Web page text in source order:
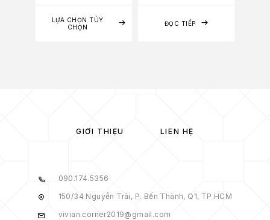
LỰA CHỌN TÙY
CHỌN
ĐỌC TIẾP
GIỚI THIỆU LIÊN HỆ
090.174.5356
150/34 Nguyễn Trãi, P. Bến Thành, Q1, TP.HCM
vivian.corner2019@gmail.com